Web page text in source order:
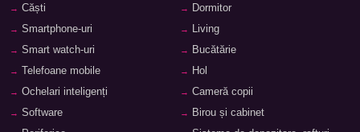
Căști
Smartphone-uri
Smart watch-uri
Telefoane mobile
Ochelari inteligenți
Software
Dormitor
Living
Bucătărie
Hol
Cameră copii
Birou și cabinet